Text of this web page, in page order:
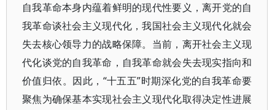
自我革命本身内蕴着鲜明的现代性要义，离开党的自
我革命谈社会主义现代化，我国社会主义现代化就会
失去核心领导力的战略保障。当前，离开社会主义现
代化谈党的自我革命，自我革命就会失去现实指向和
价值归依。因此，“十五五”时期深化党的自我革命要
聚焦为确保基本实现社会主义现代化取得决定性进展